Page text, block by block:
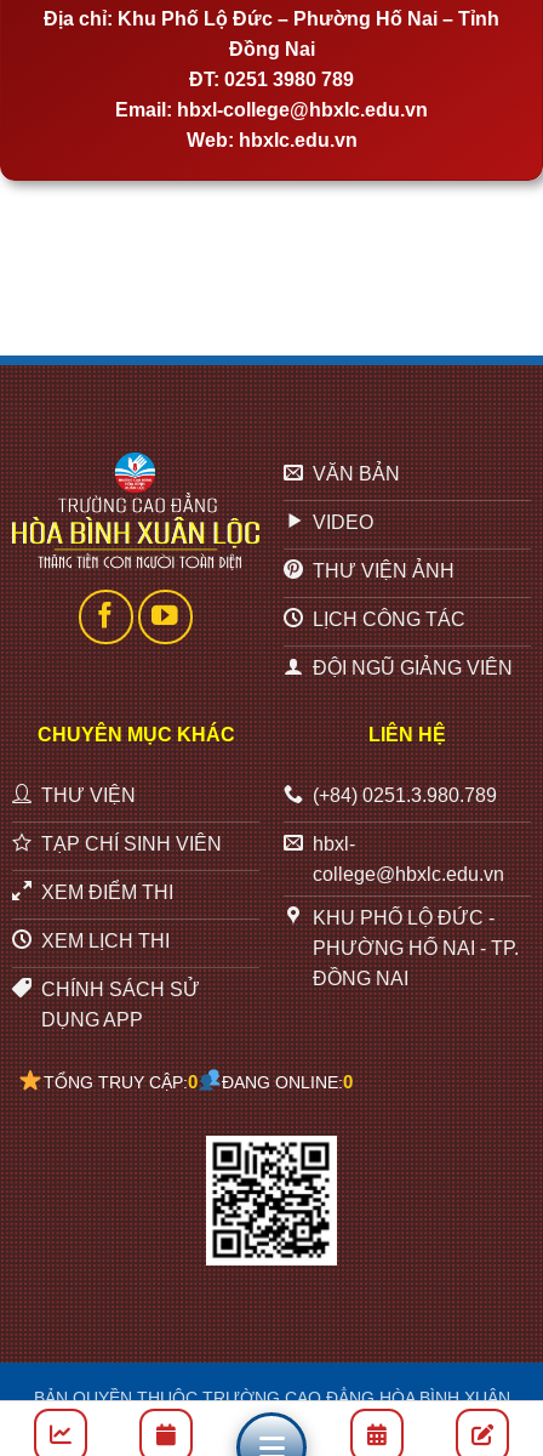
Địa chỉ: Khu Phố Lộ Đức – Phường Hố Nai – Tỉnh
Đồng Nai
ĐT: 0251 3980 789
Email: hbxl-college@hbxlc.edu.vn
Web: hbxlc.edu.vn
VĂN BẢN
VIDEO
THƯ VIỆN ẢNH
LỊCH CÔNG TÁC
ĐỘI NGŨ GIẢNG VIÊN
CHUYÊN MỤC KHÁC
THƯ VIỆN
TẠP CHÍ SINH VIÊN
XEM ĐIỂM THI
XEM LỊCH THI
CHÍNH SÁCH SỬ
DỤNG APP
LIÊN HỆ
(+84) 0251.3.980.789
hbxl-
college@hbxlc.edu.vn
KHU PHỐ LỘ ĐỨC -
PHƯỜNG HỐ NAI - TP.
ĐỒNG NAI
TỔNG TRUY CẬP:0 ĐANG ONLINE:0
BẢN QUYỀN THUỘC TRƯỜNG CAO ĐẲNG HÒA BÌNH XUÂN
LỘC